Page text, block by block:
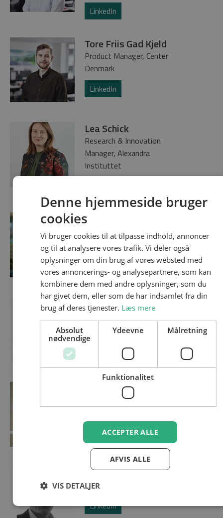
LinkedIn
Tore Friis Gad Kjeld
Product Manager, Center
Denmark
LinkedIn
Lea Schick
Research & Innovation
Manager, Alexandra
Instituttet
Benjamin Nørby
Head of Industry Sales, KMD
LinkedIn
Andreas Simoni Huse
Pedersen
Ingeniør, Energinet
Niels Martin Sunesen
Konsulent, Green Power
LinkedIn
Claus Amtrup Andersen
Direktør, EURISCO
LinkedIn
Denne hjemmeside bruger
cookies
Vi bruger cookies til at tilpasse indhold, annoncer
og til at analysere vores trafik. Vi deler også
oplysninger om din brug af vores websted med
vores annoncerings- og analysepartnere, som kan
kombinere dem med andre oplysninger, som du
har givet dem, eller som de har indsamlet fra din
brug af deres tjenester. Læs mere
Absolut
nødvendige
Ydeevne Målretning
Funktionalitet
ACCEPTER ALLE
AFVIS ALLE
VIS DETALJER